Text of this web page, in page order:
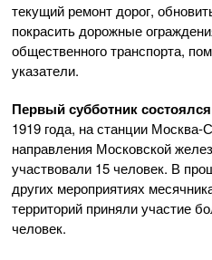
текущий ремонт дорог,
покрасить дорожные
общественного транспорта,
указатели.
Первый субботник
1919 года, на станции Москва-
направления Московской
участвовали 15 человек. В
других мероприятиях
территорий приняли участие
человек.